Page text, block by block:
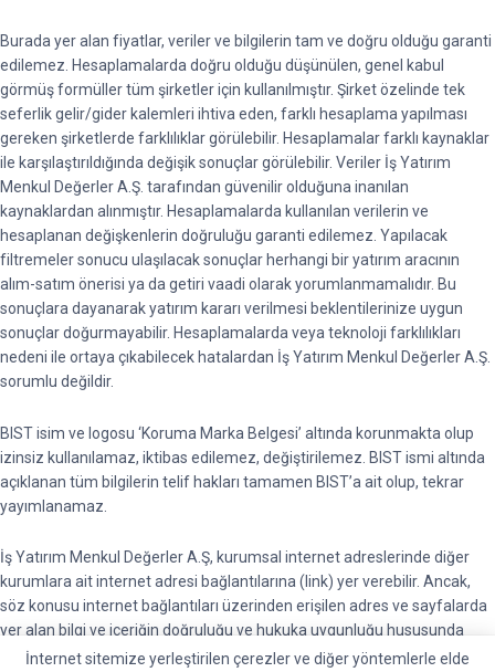
Burada yer alan fiyatlar, veriler ve bilgilerin tam ve doğru olduğu garanti
edilemez. Hesaplamalarda doğru olduğu düşünülen, genel kabul
görmüş formüller tüm şirketler için kullanılmıştır. Şirket özelinde tek
seferlik gelir/gider kalemleri ihtiva eden, farklı hesaplama yapılması
gereken şirketlerde farklılıklar görülebilir. Hesaplamalar farklı kaynaklar
ile karşılaştırıldığında değişik sonuçlar görülebilir. Veriler İş Yatırım
Menkul Değerler A.Ş. tarafından güvenilir olduğuna inanılan
kaynaklardan alınmıştır. Hesaplamalarda kullanılan verilerin ve
hesaplanan değişkenlerin doğruluğu garanti edilemez. Yapılacak
filtremeler sonucu ulaşılacak sonuçlar herhangi bir yatırım aracının
alım-satım önerisi ya da getiri vaadi olarak yorumlanmamalıdır. Bu
sonuçlara dayanarak yatırım kararı verilmesi beklentilerinize uygun
sonuçlar doğurmayabilir. Hesaplamalarda veya teknoloji farklılıkları
nedeni ile ortaya çıkabilecek hatalardan İş Yatırım Menkul Değerler A.Ş.
sorumlu değildir.
BIST isim ve logosu ‘Koruma Marka Belgesi’ altında korunmakta olup
izinsiz kullanılamaz, iktibas edilemez, değiştirilemez. BIST ismi altında
açıklanan tüm bilgilerin telif hakları tamamen BIST’a ait olup, tekrar
yayımlanamaz.
İş Yatırım Menkul Değerler A.Ş, kurumsal internet adreslerinde diğer
kurumlara ait internet adresi bağlantılarına (link) yer verebilir. Ancak,
söz konusu internet bağlantıları üzerinden erişilen adres ve sayfalarda
yer alan bilgi ve içeriğin doğruluğu ve hukuka uygunluğu hususunda
garanti vermemektedir ve sorumluluk kabul etmemektedir.
İnternet sitemize yerleştirilen çerezler ve diğer yöntemlerle elde